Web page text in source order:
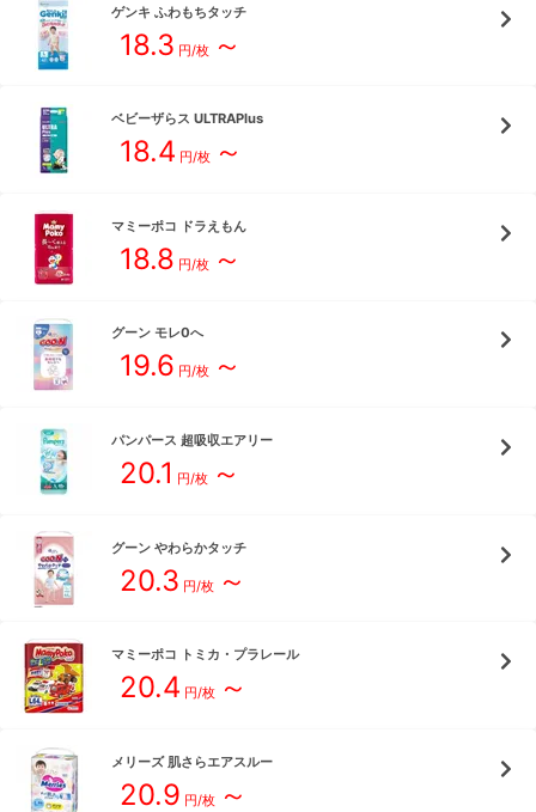
ゲンキ ふわもちタッチ
18.3 円/枚 ～
ベビーザらス ULTRAPlus
18.4 円/枚 ～
マミーポコ ドラえもん
18.8 円/枚 ～
グーン モレ0へ
19.6 円/枚 ～
パンパース 超吸収エアリー
20.1 円/枚 ～
グーン やわらかタッチ
20.3 円/枚 ～
マミーポコ トミカ・プラレール
20.4 円/枚 ～
メリーズ 肌さらエアスルー
20.9 円/枚 ～